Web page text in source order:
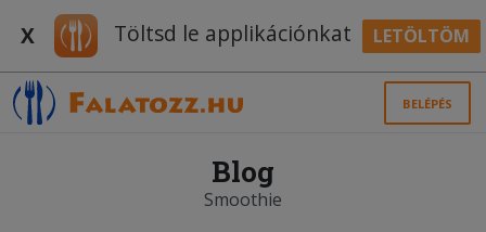
X Töltsd le applikációnkat LETÖLTÖM
BELÉPÉS
Blog
Smoothie